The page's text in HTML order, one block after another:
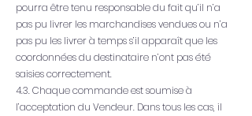
pourra être tenu responsable du fait qu’il n’a
pas pu livrer les marchandises vendues ou n’a
pas pu les livrer à temps s’il apparaît que les
coordonnées du destinataire n’ont pas été
saisies correctement.
4.3. Chaque commande est soumise à
l’acceptation du Vendeur. Dans tous les cas, il